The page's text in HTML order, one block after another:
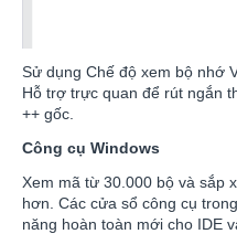
Sử dụng Chế độ xem bộ nhớ
Hỗ trợ trực quan để rút ngắn
++ gốc.
Công cụ Windows
Xem mã từ 30.000 bộ và sắp
hơn. Các cửa sổ công cụ
năng hoàn toàn mới cho IDE